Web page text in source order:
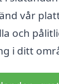
vår
och
i ditt